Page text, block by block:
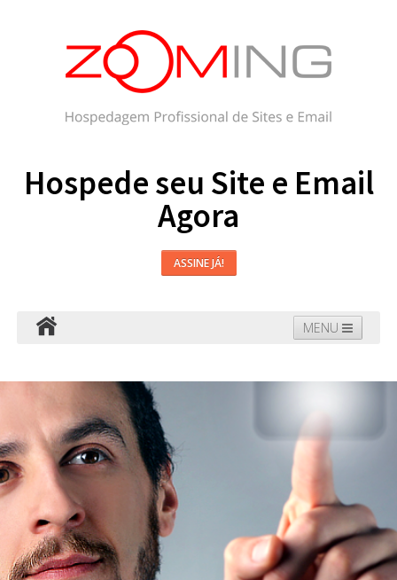
Hospede seu Site e Email
Agora
ASSINE JÁ!
MENU
Blog